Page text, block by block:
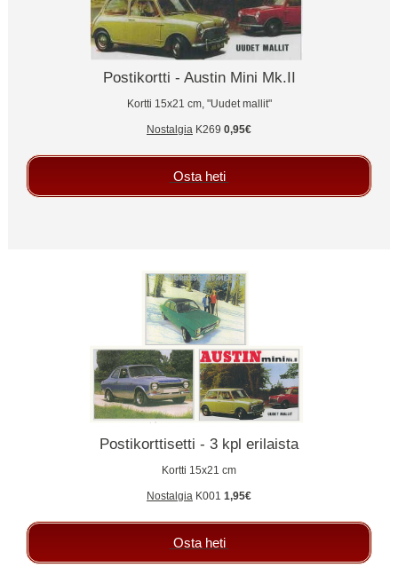
Postikortti - Austin Mini Mk.II
Kortti 15x21 cm, "Uudet mallit"
Nostalgia K269 0,95€
Osta heti
Postikorttisetti - 3 kpl erilaista
Kortti 15x21 cm
Nostalgia K001 1,95€
Osta heti